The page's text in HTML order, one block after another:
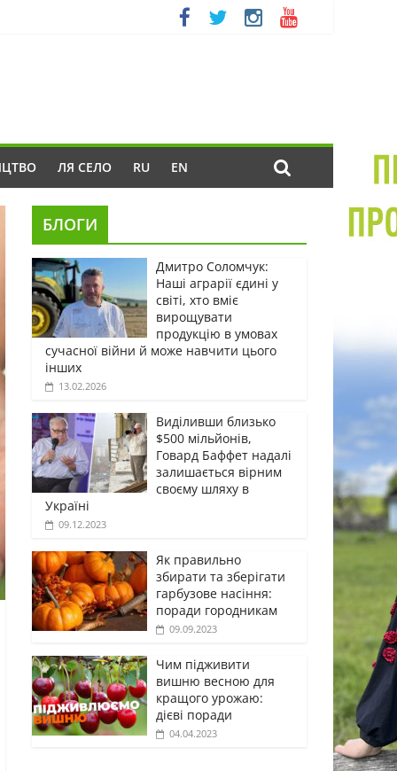
ЛЯ СЕЛО RU EN
БЛОГИ
Дмитро Соломчук:
Наші аграрії єдині у
світі, хто вміє
вирощувати
продукцію в умовах
сучасної війни й може навчити цього
інших
13.02.2026
Виділивши близько
$500 мільйонів,
Говард Баффет надалі
залишається вірним
своєму шляху в
Україні
09.12.2023
Як правильно
збирати та зберігати
гарбузове насіння:
поради городникам
09.09.2023
Чим підживити
вишню весною для
кращого урожаю:
дієві поради
04.04.2023